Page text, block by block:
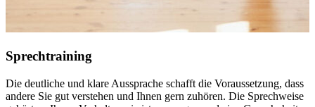
Sprechtraining
Die deutliche und klare Aussprache schafft die Voraussetzung, dass
andere Sie gut verstehen und Ihnen gern zuhören. Die Sprechweise